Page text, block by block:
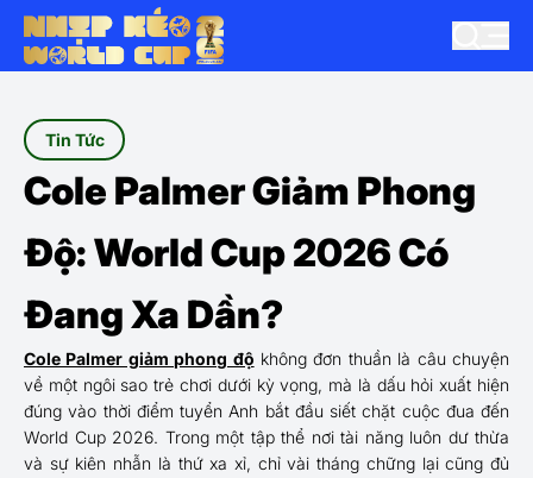
Tin Tức
Cole Palmer Giảm Phong
Độ: World Cup 2026 Có
Đang Xa Dần?
Cole Palmer giảm phong độ không đơn thuần là câu chuyện
về một ngôi sao trẻ chơi dưới kỳ vọng, mà là dấu hỏi xuất hiện
đúng vào thời điểm tuyển Anh bắt đầu siết chặt cuộc đua đến
World Cup 2026. Trong một tập thể nơi tài năng luôn dư thừa
và sự kiên nhẫn là thứ xa xỉ, chỉ vài tháng chững lại cũng đủ